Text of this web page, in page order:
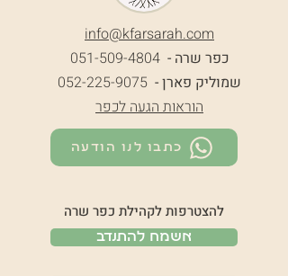
info@kfarsarah.com
כפר שרה -051-509-4804
שמוליק פארן - 052-225-9075
הוראות הגעה לכפר
כתבו לנו הודעה
להצטרפות לקהילת כפר שרה
אשמח להתנדב